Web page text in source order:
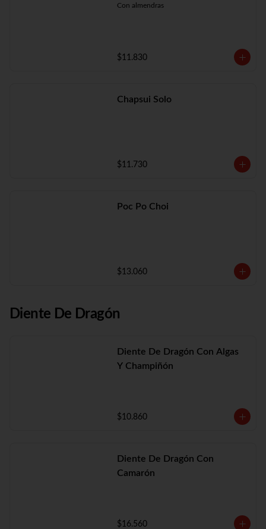
Con almendras
$11.830
Chapsui Solo
$11.730
Poc Po Choi
$13.060
Diente De Dragón
Diente De Dragón Con Algas
Y Champiñón
$10.860
Diente De Dragón Con
Camarón
$16.560